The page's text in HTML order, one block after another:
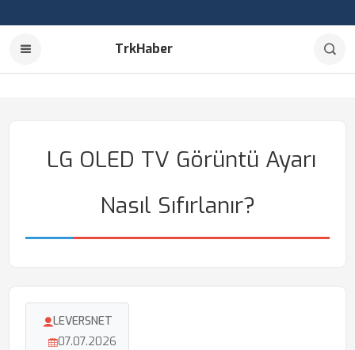
TrkHaber
LG OLED TV Görüntü Ayarı
Nasıl Sıfırlanır?
LEVERSNET
07.07.2026